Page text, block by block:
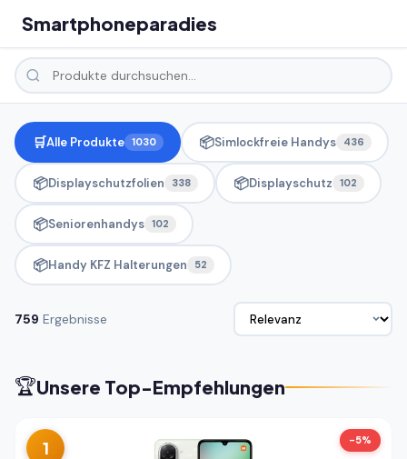
Smartphoneparadies
🛒Alle Produkte 1030 📦Simlockfreie Handys 436
📦Displayschutzfolien 338 📦Displayschutz 102
📦Seniorenhandys 102
📦Handy KFZ Halterungen 52
759 Ergebnisse
🏆Unsere Top-Empfehlungen
1 -5%